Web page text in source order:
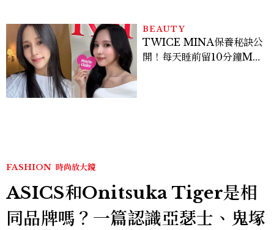
BEAUTY
TWICE MINA保養秘訣公
開！每天睡前留10分鐘ME
FASHION 時尚放大鏡
ASICS和Onitsuka Tiger是相
同品牌嗎？一篇認識亞瑟士、鬼塚